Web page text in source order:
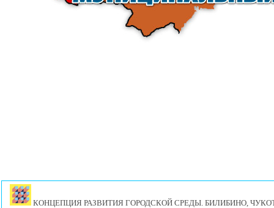
КОНЦЕПЦИЯ РАЗВИТИЯ ГОРОДСКОЙ СРЕДЫ. БИЛИБИНО,